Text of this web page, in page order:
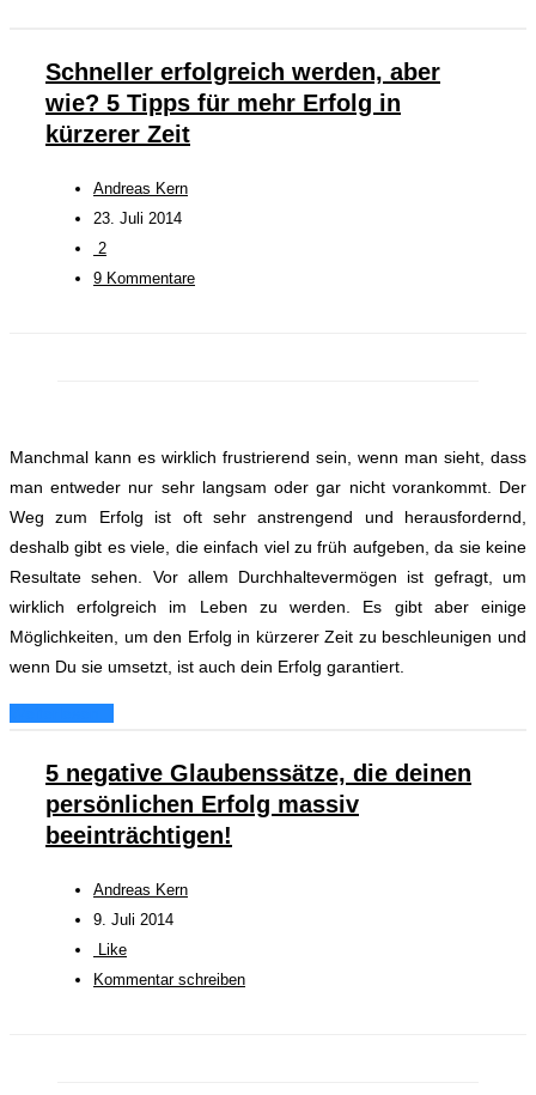
Schneller erfolgreich werden, aber
wie? 5 Tipps für mehr Erfolg in
kürzerer Zeit
Andreas Kern
23. Juli 2014
2
9 Kommentare
Manchmal kann es wirklich frustrierend sein, wenn man sieht, dass
man entweder nur sehr langsam oder gar nicht vorankommt. Der
Weg zum Erfolg ist oft sehr anstrengend und herausfordernd,
deshalb gibt es viele, die einfach viel zu früh aufgeben, da sie keine
Resultate sehen. Vor allem Durchhaltevermögen ist gefragt, um
wirklich erfolgreich im Leben zu werden. Es gibt aber einige
Möglichkeiten, um den Erfolg in kürzerer Zeit zu beschleunigen und
wenn Du sie umsetzt, ist auch dein Erfolg garantiert.
5 negative Glaubenssätze, die deinen
persönlichen Erfolg massiv
beeinträchtigen!
Andreas Kern
9. Juli 2014
Like
Kommentar schreiben